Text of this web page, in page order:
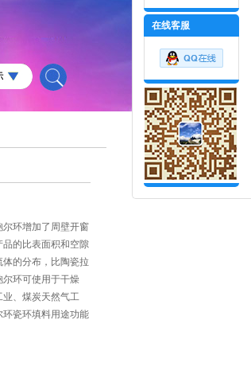
环增加了周壁开窗
的比表面积和空隙
的分布，比陶瓷拉
环可使用于干燥
、煤炭天然气工
瓷环填料用途功能
在线客服